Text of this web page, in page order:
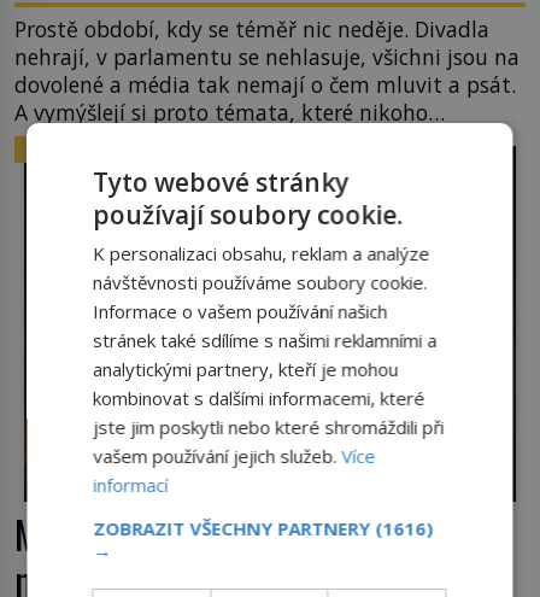
Prostě období, kdy se téměř nic neděje. Divadla
nehrají, v parlamentu se nehlasuje, všichni jsou na
dovolené a média tak nemají o čem mluvit a psát.
A vymýšlejí si proto témata, které nikoho
nezajímají. Proč je však ona letní doba spojovaná
zrovna s okurkami? Okurkovou sezónu známe už
od poloviny 19. století, ovšem jako Češi […]
Mrkev není jen oranžová. Její
neuvěřitelný příběh začíná fialovou
Tyto webové stránky
používají soubory cookie.
K personalizaci obsahu, reklam a analýze
návštěvnosti používáme soubory cookie.
Informace o vašem používání našich
stránek také sdílíme s našimi reklamními a
analytickými partnery, kteří je mohou
kombinovat s dalšími informacemi, které
jste jim poskytli nebo které shromáždili při
vašem používání jejich služeb.Více
informací
ZOBRAZIT VŠECHNY PARTNERY (1616)
→